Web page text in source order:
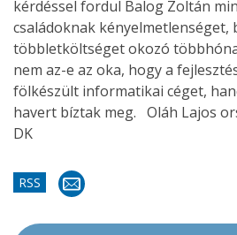
kérdéssel fordul Balog Zoltán
családoknak kényelmetlenséget,
többletköltséget okozó
nem az-e az oka, hogy a
fölkészült informatikai céget,
havert bíztak meg. Oláh Lajos
DK
RSS